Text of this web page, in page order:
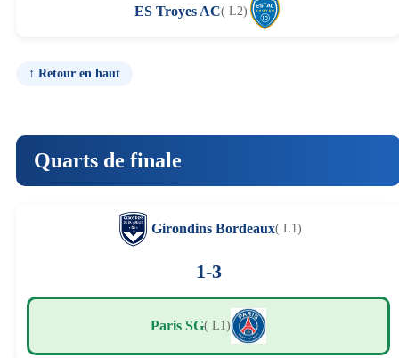
ES Troyes AC( L2)
↑ Retour en haut
Quarts de finale
Girondins Bordeaux( L1)
1-3
Paris SG( L1)